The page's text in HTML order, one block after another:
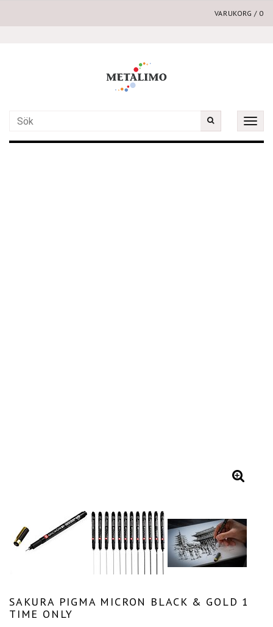
VARUKORG / 0
Toggle
SAKURA PIGMA MICRON BLACK & GOLD 1
TIME ONLY